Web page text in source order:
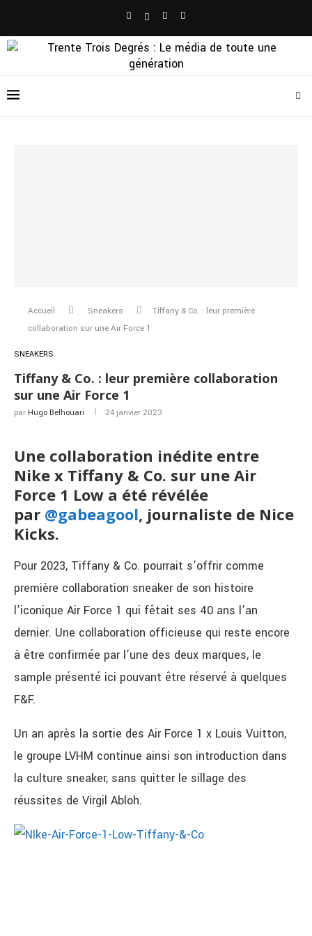
Accueil Sneakers
Tiffany & Co. : leur première
collaboration sur une Air Force 1
SNEAKERS
Tiffany & Co. : leur première collaboration
sur une Air Force 1
par Hugo Belhouari 24 janvier 2023
Une collaboration inédite entre
Nike x Tiffany & Co. sur une Air
Force 1 Low a été révélée
par @gabeagool, journaliste de Nice
Kicks.
Pour 2023, Tiffany & Co. pourrait s’offrir comme
première collaboration sneaker de son histoire
l’iconique Air Force 1 qui fêtait ses 40 ans l’an
dernier. Une collaboration officieuse qui reste encore
à être confirmée par l’une des deux marques, le
sample présenté ici pouvant être réservé à quelques
F&F.
Un an après la sortie des Air Force 1 x Louis Vuitton,
le groupe LVHM continue ainsi son introduction dans
la culture sneaker, sans quitter le sillage des
réussites de Virgil Abloh.